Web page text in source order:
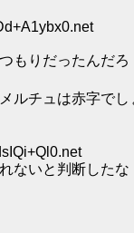
もりだったんだろ
ルチュは赤字でし
ないと判断したな